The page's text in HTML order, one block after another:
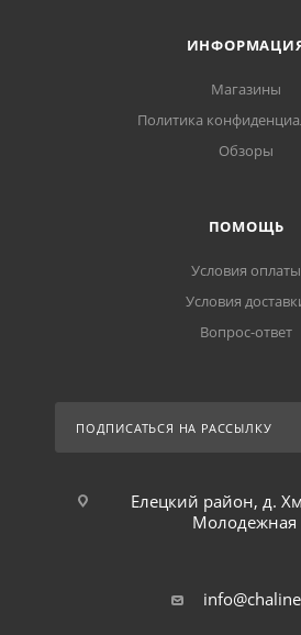
Магазины
Политика
Обзоры
ПОМОЩЬ
Условия оплаты
Условия
Вопрос-ответ
ПОДПИСАТЬСЯ НА РАССЫЛКУ
Елецкий район, д.
Молодежная